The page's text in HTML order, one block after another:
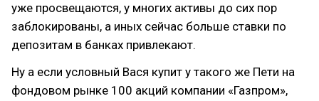
уже просвещаются, у многих активы до сих пор
заблокированы, а иных сейчас больше ставки по
депозитам в банках привлекают.
Ну а если условный Вася купит у такого же Пети на
фондовом рынке 100 акций компании «Газпром»,